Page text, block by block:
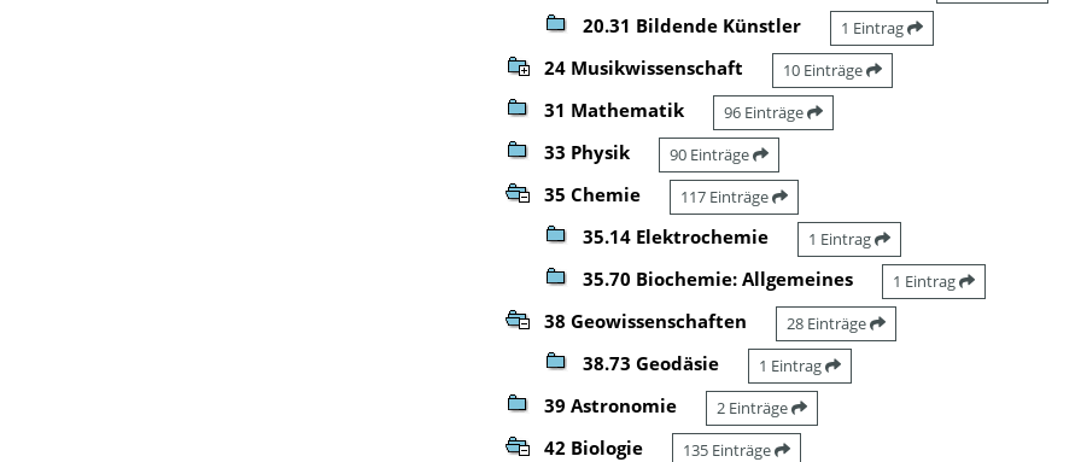
20.31 Bildende Künstler 1 Eintrag
24 Musikwissenschaft 10 Einträge
31 Mathematik 96 Einträge
33 Physik 90 Einträge
35 Chemie 117 Einträge
35.14 Elektrochemie 1 Eintrag
35.70 Biochemie: Allgemeines 1 Eintrag
38 Geowissenschaften 28 Einträge
38.73 Geodäsie 1 Eintrag
39 Astronomie 2 Einträge
42 Biologie 135 Einträge